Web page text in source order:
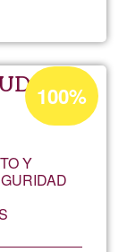
a
Y
Porcentaje
de
aceptación
de
G1
100%